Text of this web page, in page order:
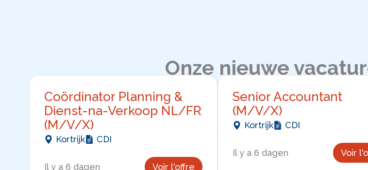
Onze nieuwe
Coördinator Planning &
Dienst-na-Verkoop NL/FR
(M/V/X)
Kortrijk CDI
Il y a 6 dagen Voir l'offre
Senior Accountant
(M/V/X)
Kortrijk CDI
Il y a 6 dagen Voir